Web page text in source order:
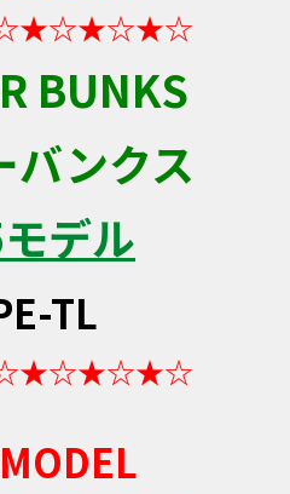
BUNKS
バンクス
デル
TL